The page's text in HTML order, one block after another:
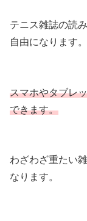
テニス雑誌の読
自由になります。
スマホやタブレ
できます。
わざわざ重たい
なります。